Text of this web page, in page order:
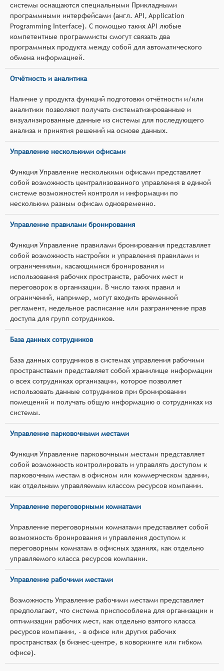
системы оснащаются специальными Прикладными
программными интерфейсами (англ. API, Application
Programming Interface). С помощью таких API любые
компетентные программисты смогут связать два
программных продукта между собой для автоматического
обмена информацией.
Отчётность и аналитика
Наличие у продукта функций подготовки отчётности и/или
аналитики позволяют получать систематизированные и
визуализированные данные из системы для последующего
анализа и принятия решений на основе данных.
Управление несколькими офисами
Функция Управление несколькими офисами представляет
собой возможность централизованного управления в единой
системе возможностей контроля и информации по
нескольким разным офисам одновременно.
Управление правилами бронирования
Функция Управление правилами бронирования представляет
собой возможность настройки и управления правилами и
ограничениями, касающимися бронирования и
использования рабочих пространств, рабочих мест и
переговорок в организации. В число таких правил и
ограничений, например, могут входить временной
регламент, недельное расписание или разграничение прав
доступа для групп сотрудников.
База данных сотрудников
База данных сотрудников в системах управления рабочими
пространствами представляет собой хранилище информации
о всех сотрудниках организации, которое позволяет
использовать данные сотрудников при бронировании
помещений и получать общую информацию о сотрудниках из
системы.
Управление парковочными местами
Функция Управление парковочными местами представляет
собой возможность контролировать и управлять доступом к
парковочным местам в офисном или коммерческом здании,
как отдельным управляемым классом ресурсов компании.
Управление переговорными комнатами
Управление переговорными комнатами представляет собой
возможность бронирования и управления доступом к
переговорным комнатам в офисных зданиях, как отдельно
управляемого класса ресурсов компании.
Управление рабочими местами
Возможность Управление рабочими местами представляет
предполагает, что система приспособлена для организации и
оптимизации рабочих мест, как отдельно взятого класса
ресурсов компании, - в офисе или других рабочих
пространствах (в бизнес-центре, в коворкинге или гибком
офисе).